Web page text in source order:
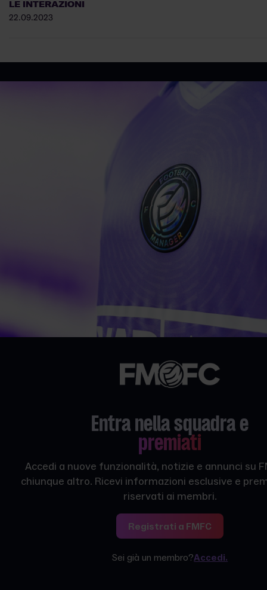
LE INTERAZIONI
22.09.2023
Entra nella squadra e
premiati
Accedi a nuove funzionalità, notizie e annunci su
chiunque altro. Ricevi informazioni esclusive e
riservati ai membri.
Registrati a FMFC
Sei già un membro?Accedi.